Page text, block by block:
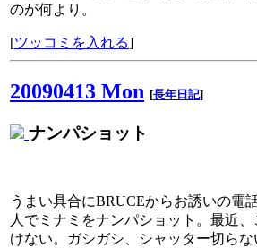
のが何より。
[ツッコミを入れる]
20090413 Mon [長年日記]
ナンパショット
うまい具合にBRUCEからお誘いの電
人でミナミをナンパショット。最近
けない。ガシガシ、シャッター切らな